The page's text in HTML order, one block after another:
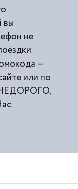
вы
не
—
или по
НЕДОРОГО,